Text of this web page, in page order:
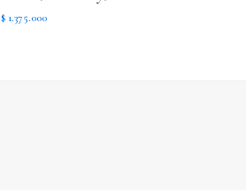
$ 1.375.000